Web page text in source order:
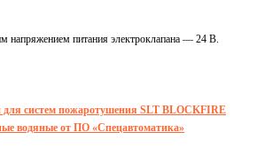
напряжением питания электроклапана — 24 В.
систем пожаротушения SLT BLOCKFIRE
водяные от ПО «Спецавтоматика»